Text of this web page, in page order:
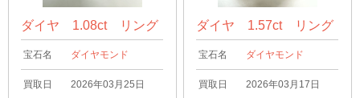
ダイヤ 1.08ct リング
宝石名 ダイヤモンド
買取日 2026年03月25日
ダイヤ 1.57ct リング
宝石名 ダイヤモンド
買取日 2026年03月17日